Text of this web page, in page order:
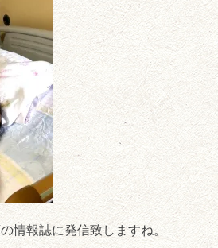
情報誌に発信致しますね。